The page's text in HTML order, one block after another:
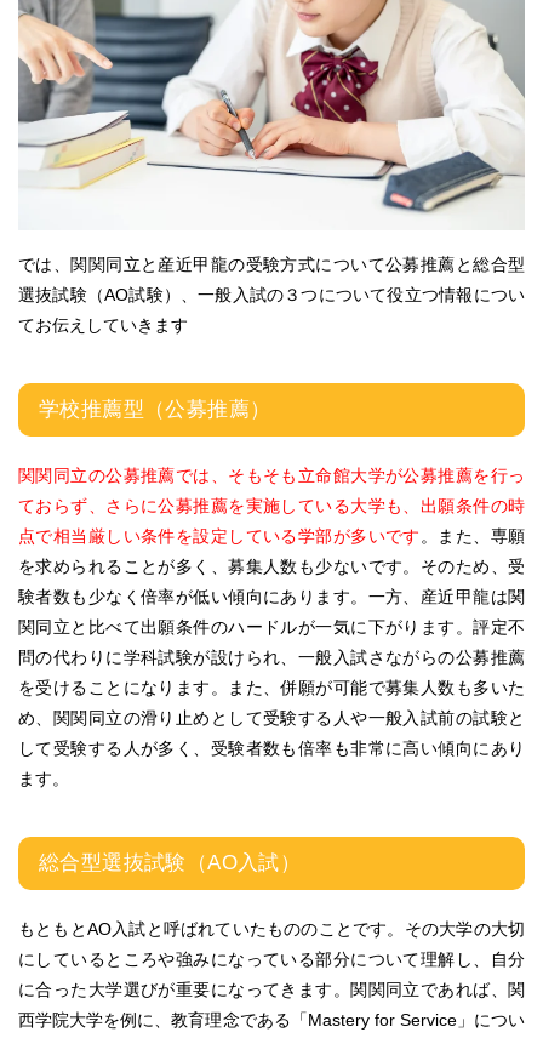
では、関関同立と産近甲龍の受験方式について公募推薦と総合型
選抜試験（AO試験）、一般入試の３つについて役立つ情報につい
てお伝えしていきます
学校推薦型（公募推薦）
関関同立の公募推薦では、そもそも立命館大学が公募推薦を行っ
ておらず、さらに公募推薦を実施している大学も、出願条件の時
点で相当厳しい条件を設定している学部が多いです 。また、専願
を求められることが多く、募集人数も少ないです。そのため、受
験者数も少なく倍率が低い傾向にあります。一方、産近甲龍は関
関同立と比べて出願条件のハードルが一気に下がります。評定不
問の代わりに学科試験が設けられ、一般入試さながらの公募推薦
を受けることになります。また、併願が可能で募集人数も多いた
め、関関同立の滑り止めとして受験する人や一般入試前の試験と
して受験する人が多く、受験者数も倍率も非常に高い傾向にあり
ます。
総合型選抜試験（AO入試）
もともとAO入試と呼ばれていたもののことです。その大学の大切
にしているところや強みになっている部分について理解し、自分
に合った大学選びが重要になってきます。関関同立であれば、関
西学院大学を例に、教育理念である「Mastery for Service」につい